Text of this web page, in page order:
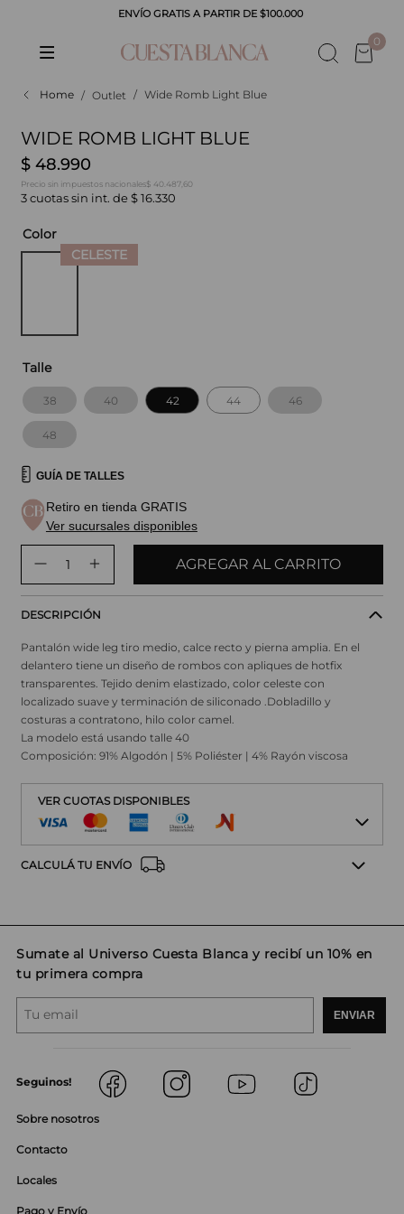
ENVÍO GRATIS A PARTIR DE $100.000
0
Outlet Wide Romb Light Blue
WIDE ROMB LIGHT BLUE
$ 48.990
Precio sin impuestos nacionales$ 40.487,60
3 cuotas sin int. de $ 16.330
Color
Talle
38 40 42 44 46
48
GUÍA DE TALLES
Retiro en tienda GRATIS
Ver sucursales disponibles
AGREGAR AL CARRITO
DESCRIPCIÓN
Pantalón wide leg tiro medio, calce recto y pierna amplia. En el
delantero tiene un diseño de rombos con apliques de hotfix
transparentes. Tejido denim elastizado, color celeste con
localizado suave y terminación de siliconado .Dobladillo y
costuras a contratono, hilo color camel.
La modelo está usando talle 40
Composición: 91% Algodón | 5% Poliéster | 4% Rayón viscosa
VER CUOTAS DISPONIBLES
CALCULÁ TU ENVÍO
Sumate al Universo Cuesta Blanca y recibí un 10% en
tu primera compra
ENVIAR
Seguinos!
Sobre nosotros
Contacto
Locales
Pago y Envío